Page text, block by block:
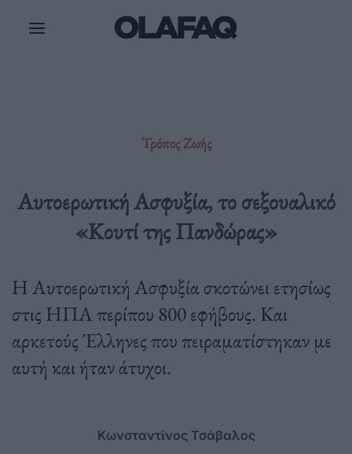
Τρόπος Ζωής
Αυτοερωτική Ασφυξία, το σεξουαλικό
«Κουτί της Πανδώρας»
Η Αυτοερωτική Ασφυξία σκοτώνει ετησίως
στις ΗΠΑ περίπου 800 εφήβους. Και
αρκετούς Έλληνες που πειραματίστηκαν με
αυτή και ήταν άτυχοι.
Κωνσταντίνος Τσάβαλος